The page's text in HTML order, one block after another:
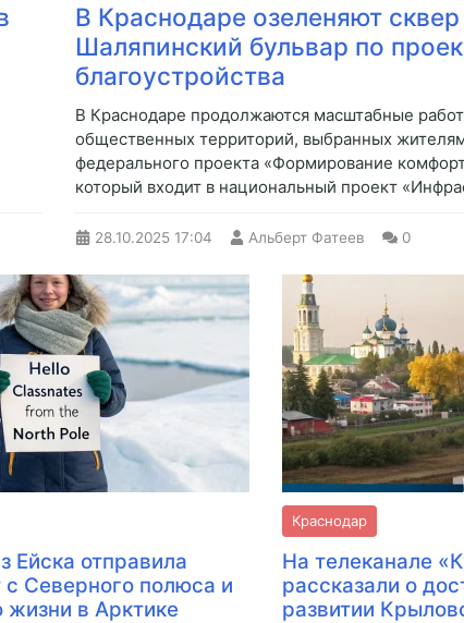
В Краснодаре озеленяют
Шаляпинский бульвар по
благоустройства
В Краснодаре продолжаются масштабные
общественных территорий, выбранных
федерального проекта «Формирование
который входит в национальный проект
28.10.2025 17:04 Альберт Фатеев 0
Ейска отправила
с Северного полюса и
жизни в Арктике
Краснодар
На телеканале
рассказали о
развитии